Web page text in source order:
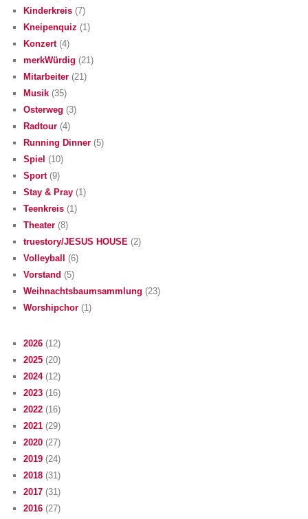
Kinderkreis (7)
Kneipenquiz (1)
Konzert(4)
merkWürdig (21)
Mitarbeiter (21)
Musik (35)
Osterweg (3)
Radtour (4)
Running Dinner (5)
Spiel (10)
Sport(9)
Stay & Pray (1)
Teenkreis (1)
Theater (8)
truestory/JESUS HOUSE (2)
Volleyball
(6)
Vorstand (5)
Weihnachtsbaumsammlung (23)
Worshipchor (1)
2026 (12)
2025 (20)
2024(12)
2023 (16)
2022 (16)
2021 (29)
2020 (27)
2019 (24)
2018 (31)
2017 (31)
2016 (27)